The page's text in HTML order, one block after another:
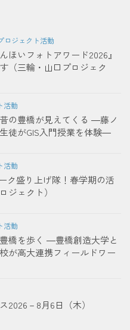
ロジェクト活動
ほいフォトアワード2026』
（三輪・山口プロジェク
活動
の豊橋が見えてくる ―藤ノ
徒がGIS入門授業を体験―
活動
ク盛り上げ隊！春学期の活
ジェクト）
活動
橋を歩く ―豊橋創造大学と
が高大連携フィールドワー
2026－8月6日（木）